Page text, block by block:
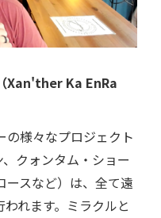
Xan'ther Ka EnRa
の様々なプロジェクト
、クォンタム・ショー
ースなど）は、全て遠
れます。ミラクルと